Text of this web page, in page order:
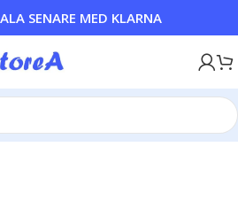
SENARE MED KLARNA